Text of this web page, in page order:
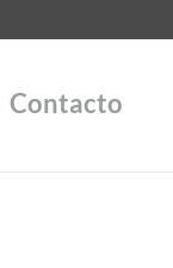
Contacto